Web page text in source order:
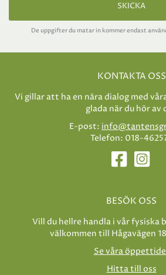
SKICKA
De uppgifter du matar in kommer endast
KONTAKTA OSS
Vi gillar att ha en nära dialog med
glada när du hör av
E-post:
Telefon: 018-
BESÖK OSS
Vill du hellre handla i vår fysiska
välkommen till Hågavägen
Se våra
Hitta till oss